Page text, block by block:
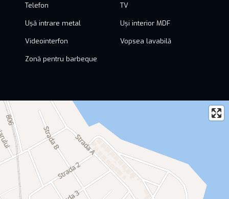
Telefon TV
Ușă intrare metal Uși interior MDF
Videointerfon Vopsea lavabilă
Zonă pentru barbeque